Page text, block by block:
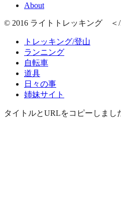
About
© 2016 ライトトレッキング ＜
トレッキング/登山
ランニング
自転車
道具
日々の事
姉妹サイト
タイトルとURLをコピーしまし